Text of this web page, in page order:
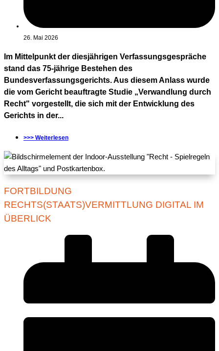
26. Mai 2026
Im Mittelpunkt der diesjährigen Verfassungsgespräche
stand das 75-jährige Bestehen des
Bundesverfassungsgerichts. Aus diesem Anlass wurde
die vom Gericht beauftragte Studie „Verwandlung durch
Recht" vorgestellt, die sich mit der Entwicklung des
Gerichts in der...
>>> Weiterlesen
FORTBILDUNG
RECHTS(STAATS)VERMITTLUNG DIGITAL IM
ÜBERLICK